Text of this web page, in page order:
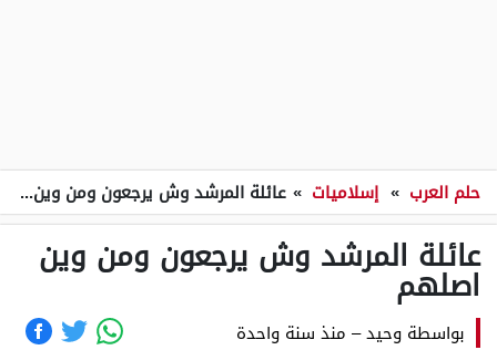
حلم العرب » إسلاميات » عائلة المرشد وش يرجعون ومن وين اصلهم
عائلة المرشد وش يرجعون ومن وين
اصلهم
بواسطة وحيد– منذ سنة واحدة